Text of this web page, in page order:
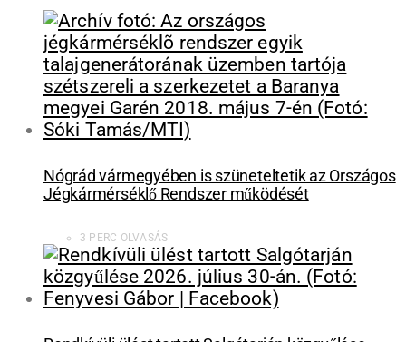
Nógrád vármegyében is szüneteltetik az Országos
Jégkármérséklő Rendszer működését
3 PERC OLVASÁS